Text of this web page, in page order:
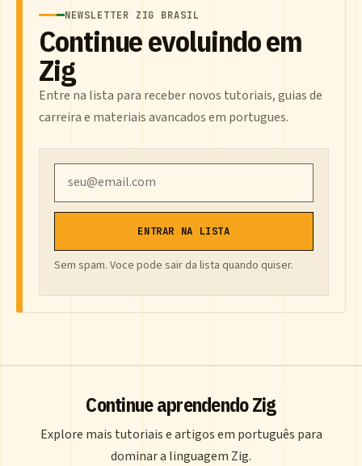
NEWSLETTER ZIG BRASIL
Continue evoluindo em
Zig
Entre na lista para receber novos tutoriais, guias de
carreira e materiais avancados em portugues.
ENTRAR NA LISTA
Sem spam. Voce pode sair da lista quando quiser.
Continue aprendendo Zig
Explore mais tutoriais e artigos em português para
dominar a linguagem Zig.